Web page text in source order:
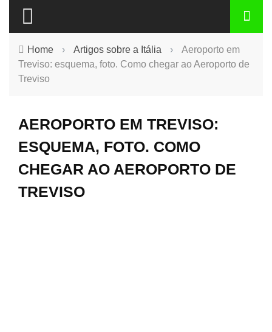
Home › Artigos sobre a Itália ›
Aeroporto em
Treviso: esquema, foto. Como chegar ao Aeroporto de
Treviso
AEROPORTO EM TREVISO:
ESQUEMA, FOTO. COMO
CHEGAR AO AEROPORTO DE
TREVISO